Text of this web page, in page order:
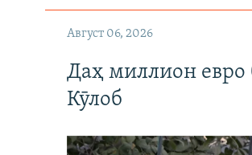
Август 06, 2026
Даҳ миллион евро
Кӯлоб